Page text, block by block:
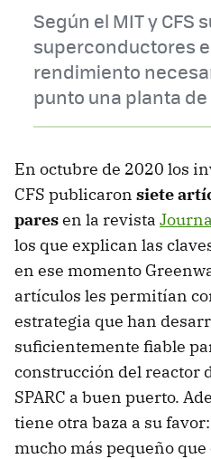
Según el MIT y CFS
superconductores
rendimiento
punto una planta
En octubre de 2020 los
CFS publicaron siete
paresen la revista
los que explican las
en ese momento
artículos les permitían
estrategia que han
suficientemente fiable
construcción del reactor
SPARC a buen puerto.
tiene otra baza a su
mucho más pequeño